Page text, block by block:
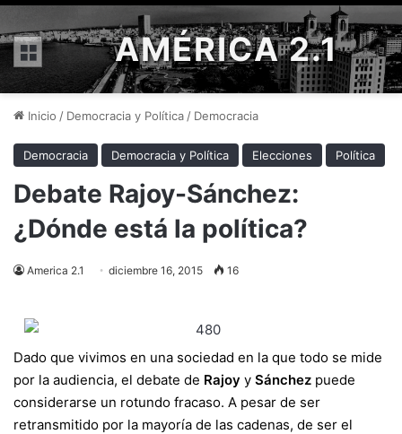
Menú AMÉRICA 2.1
Inicio / Democracia y Política / Democracia
Democracia Democracia y Política Elecciones Política
Debate Rajoy-Sánchez:
¿Dónde está la política?
America 2.1 diciembre 16, 2015 16
Dado que vivimos en una sociedad en la que todo se mide
por la audiencia, el debate de Rajoy y Sánchez puede
considerarse un rotundo fracaso. A pesar de ser
retransmitido por la mayoría de las cadenas, de ser el